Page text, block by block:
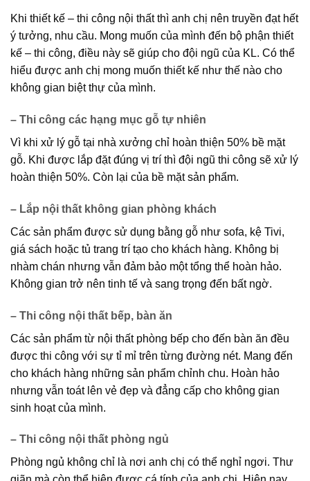
Khi thiết kế – thi công nội thất thì anh chị nên truyền đạt hết
ý tưởng, nhu cầu. Mong muốn của mình đến bộ phận thiết
kế – thi công, điều này sẽ giúp cho đội ngũ của KL. Có thể
hiểu được anh chị mong muốn thiết kế như thế nào cho
không gian biệt thự của mình.
– Thi công các hạng mục gỗ tự nhiên
Vì khi xử lý gỗ tại nhà xưởng chỉ hoàn thiện 50% bề mặt
gỗ. Khi được lắp đặt đúng vị trí thì đội ngũ thi công sẽ xử lý
hoàn thiện 50%. Còn lại của bề mặt sản phẩm.
– Lắp nội thất không gian phòng khách
Các sản phẩm được sử dụng bằng gỗ như sofa, kệ Tivi,
giá sách hoặc tủ trang trí tạo cho khách hàng. Không bị
nhàm chán nhưng vẫn đảm bảo một tổng thể hoàn hảo.
Không gian trở nên tinh tế và sang trọng đến bất ngờ.
– Thi công nội thất bếp, bàn ăn
Các sản phẩm từ nội thất phòng bếp cho đến bàn ăn đều
được thi công với sự tỉ mỉ trên từng đường nét. Mang đến
cho khách hàng những sản phẩm chỉnh chu. Hoàn hảo
nhưng vẫn toát lên vẻ đẹp và đẳng cấp cho không gian
sinh hoạt của mình.
– Thi công nội thất phòng ngủ
Phòng ngủ không chỉ là nơi anh chị có thể nghỉ ngơi. Thư